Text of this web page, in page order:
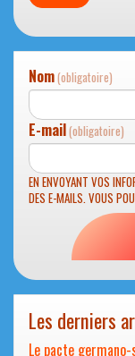
Nom(obligatoire)
E-mail(obligatoire)
EN ENVOYANT VOS
DES E-MAILS. VOUS
Les derniers
Le pacte